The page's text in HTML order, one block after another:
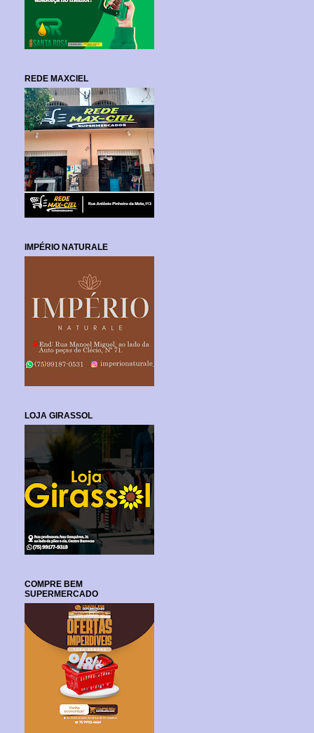
REDE MAXCIEL
IMPÉRIO NATURALE
LOJA GIRASSOL
COMPRE BEM
SUPERMERCADO